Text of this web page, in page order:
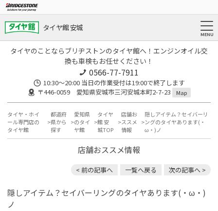
タイヤ館 安城
タイヤのことならブリヂストンのタイヤ館へ！エンジンオイル交
換も車検もお任せください！
0566-77-7911
10:30〜20:00 当日の作業受付は19:00で終了します
〒446-0059 愛知県安城市三河安城本町2-7-23
Map
タイヤ・ホイ
ール専門店の
タイヤ館
都道府
県から
探す
愛知県
のタイ
ヤ館
タイヤ
館 安
城TOP
店舗お
ススメ
情報
隠しアイテム？セイバーリ
ングのタイヤあります(・
ω・)ノ
店舗おススメ情報
< 前の記事へ 一覧へ戻る 次の記事へ >
隠しアイテム？セイバーリングのタイヤあります(・ω・)
ノ